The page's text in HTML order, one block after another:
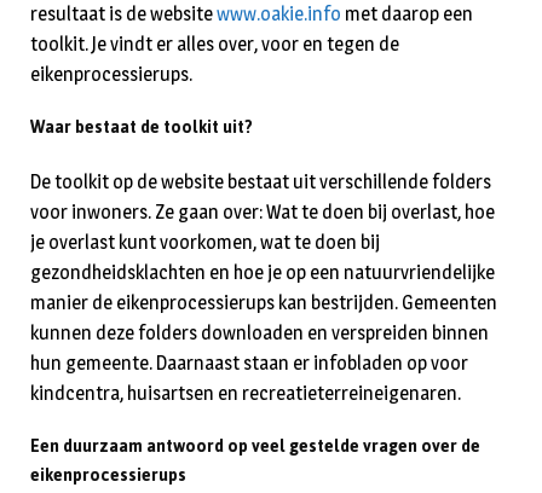
resultaat is de websitewww.oakie.info met daarop een
toolkit. Je vindt er alles over, voor en tegen de
eikenprocessierups.
Waar bestaat de toolkit uit?
De toolkit op de website bestaat uit verschillende folders
voor inwoners. Ze gaan over: Wat te doen bij overlast, hoe
je overlast kunt voorkomen, wat te doen bij
gezondheidsklachten en hoe je op een natuurvriendelijke
manier de eikenprocessierups kan bestrijden. Gemeenten
kunnen deze folders downloaden en verspreiden binnen
hun gemeente. Daarnaast staan er infobladen op voor
kindcentra, huisartsen en recreatieterreineigenaren.
Een duurzaam antwoord op veel gestelde vragen over de
eikenprocessierups